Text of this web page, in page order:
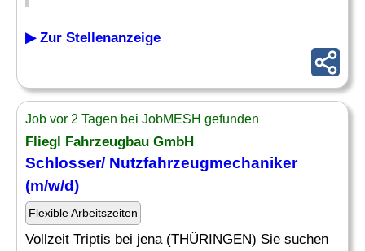
▶ Zur Stellenanzeige
Job vor 2 Tagen bei JobMESH gefunden
Fliegl Fahrzeugbau GmbH
Schlosser/ Nutzfahrzeugmechaniker
(m/w/d)
Flexible Arbeitszeiten
Vollzeit Triptis bei jena (THÜRINGEN) Sie suchen